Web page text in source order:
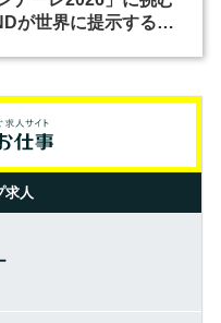
が世界に提示する美
求人